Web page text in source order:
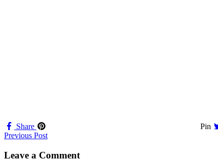
Share Pin
Navigation
til
Previous Post
Leave a Comment